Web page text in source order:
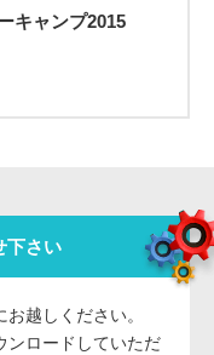
キャンプ2015
下さい
越しください。
ンロードしていただ